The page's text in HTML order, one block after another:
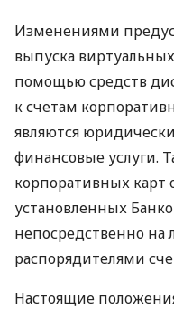
Изменениями
выпуска
помощью средств
к счетам
являются
финансовые услуги.
корпоративных карт
установленных
непосредственно на
распорядителями
Настоящие